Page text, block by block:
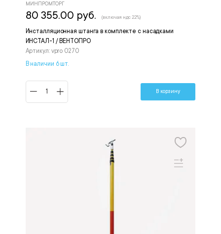
Инсталляционная штанга в комплекте с насадками
ИНСТАЛ-1 / ВЕНТОПРО
Артикул: vpro 0270
МИНПРОМТОРГ
80 355.00 руб. (включая ндс 22%)
В наличии 6 шт.
В корзину